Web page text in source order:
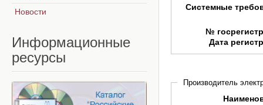
Системные
№
Дата
Производитель
Новости
Информационные
ресурсы